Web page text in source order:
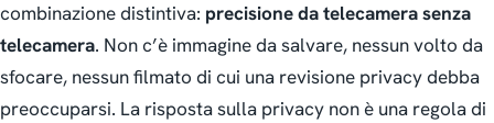
combinazione distintiva: precisione da telecamera senza
telecamera. Non c’è immagine da salvare, nessun volto da
sfocare, nessun filmato di cui una revisione privacy debba
preoccuparsi. La risposta sulla privacy non è una regola di